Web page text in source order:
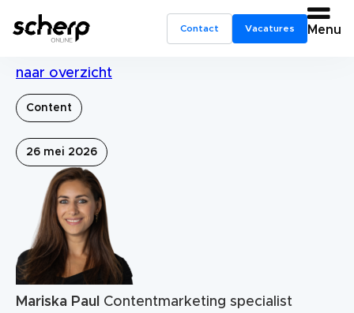
Contact Vacatures Menu
naar overzicht
Content
26 mei 2026
Mariska Paul Contentmarketing specialist